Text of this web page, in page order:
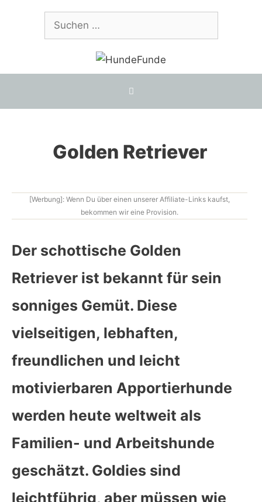
Suchen
nach:
Golden Retriever
[Werbung]: Wenn Du über einen unserer Affiliate-Links kaufst,
bekommen wir eine Provision.
Der schottische Golden
Retriever ist bekannt für sein
sonniges Gemüt. Diese
vielseitigen, lebhaften,
freundlichen und leicht
motivierbaren Apportierhunde
werden heute weltweit als
Familien- und Arbeitshunde
geschätzt. Goldies sind
leichtführig, aber müssen wie